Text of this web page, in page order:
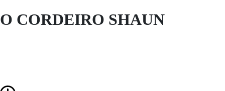
O CORDEIRO SHAUN